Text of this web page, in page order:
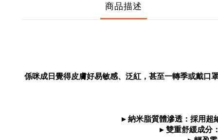
商品描述
係咪成日覺得皮膚好易敏感、泛紅，甚至一轉季或戴
▸ 納米脂質體滲透：採用超
▸ 雙重舒緩成分